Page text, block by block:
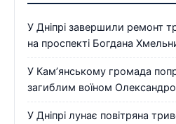
У Дніпрі завершили ремонт
на проспекті Богдана
У Кам’янському громада
загиблим воїном
У Дніпрі лунає повітряна